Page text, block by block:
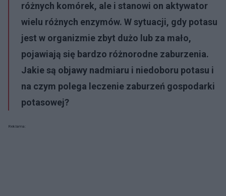
różnych komórek, ale i stanowi on aktywator
wielu różnych enzymów. W sytuacji, gdy potasu
jest w organizmie zbyt dużo lub za mało,
pojawiają się bardzo różnorodne zaburzenia.
Jakie są objawy nadmiaru i niedoboru potasu i
na czym polega leczenie zaburzeń gospodarki
potasowej?
Reklama: